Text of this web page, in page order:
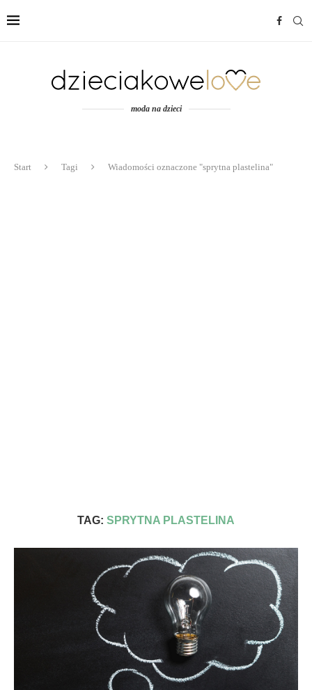
moda na dzieci
Start Tagi Wiadomości oznaczone "sprytna plastelina"
TAG: SPRYTNA PLASTELINA